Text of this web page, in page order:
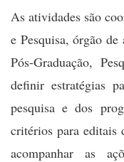
As atividades são
e Pesquisa, órgão
Pós-Graduação,
definir estratégias
pesquisa e dos
critérios para editais
acompanhar as